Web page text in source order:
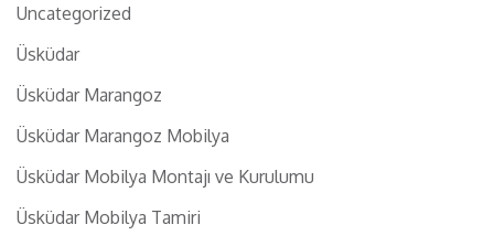
Uncategorized
Üsküdar
Üsküdar Marangoz
Üsküdar Marangoz Mobilya
Üsküdar Mobilya Montajı ve Kurulumu
Üsküdar Mobilya Tamiri